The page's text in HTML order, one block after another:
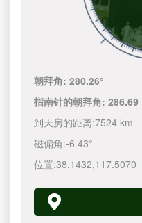
朝拜角:280.26°
指南针的朝拜角:286.69
到天房的距离:7524 km
磁偏角:-6.43°
位置:38.1432,117.5070